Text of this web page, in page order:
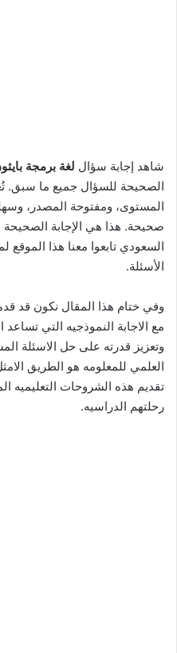
شاهد إجابة سؤال لغة برمجة
الصحيحة للسؤال جميع ما سبق.
المستوى، ومفتوحة المصدر،
صحيحة. هذا هي الإجابة الصحيحة
السعودي تابعوا معنا هذا الموقع
الأسئلة.
وفي ختام هذا المقال نكون قد
مع الاجابة النموذجيه التي
وتعزيز قدرته على حل الاسئلة
العلمي للمعلومه هو الطريق
تقديم هذه الشروحات
رحلتهم الدراسيه.